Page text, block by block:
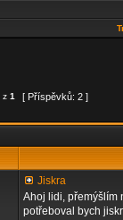
z 1 [ Příspěvků: 2 ]
Jiskra
Ahoj lidi, přemýšlím
potřeboval bych